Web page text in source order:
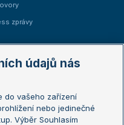
zprávy
Open
Open
údajů nás
do vašeho zařízení
nebo jedinečné
Výběr Souhlasím